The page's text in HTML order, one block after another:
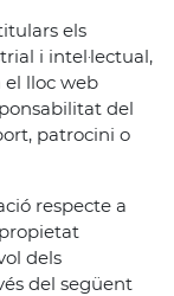
els
i intel·lectual,
el lloc web
del
patrocini o
respecte a
dels
del següent